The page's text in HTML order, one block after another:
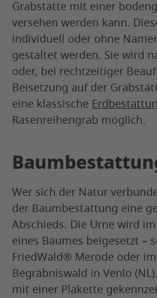
Grabstätte mit einer
versehen werden kann.
individuell oder ohne
gestaltet werden. Sie wird
oder, bei rechtzeitiger
Beisetzung auf der
eine klassische
Rasenreihengrab möglich.
Wer sich der Natur
der Baumbestattung eine
Abschieds. Die Urne wird
eines Baumes beigesetzt –
FriedWald® Merode oder
Begräbniswald in Venlo
mit einer Plakette